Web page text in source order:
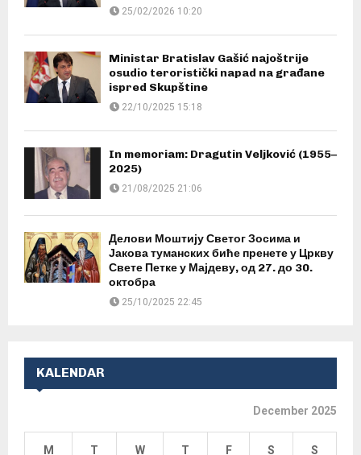
25/02/2026 10:20
Ministar Bratislav Gašić najoštrije
osudio teroristički napad na građane
ispred Skupštine
22/10/2025 15:18
In memoriam: Dragutin Veljković (1955–
2025)
21/08/2025 21:06
Делови Моштију Светог Зосима и
Јакова туманских биће пренете у Цркву
Свете Петке у Мајдеву, од 27. до 30.
октобра
25/10/2025 22:45
KALENDAR
December 2025
M T W T F S S